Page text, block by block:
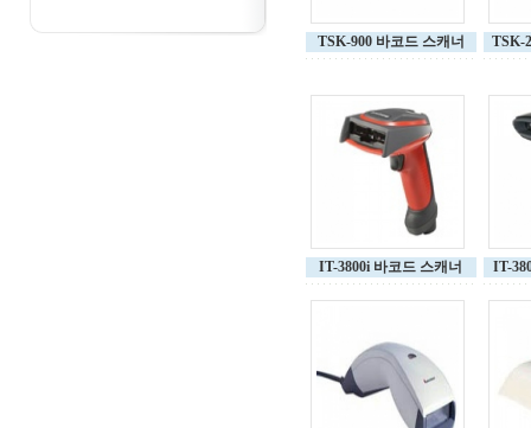
TSK-900 바코드 스캐너 TSK-
IT-3800i 바코드 스캐너 IT-